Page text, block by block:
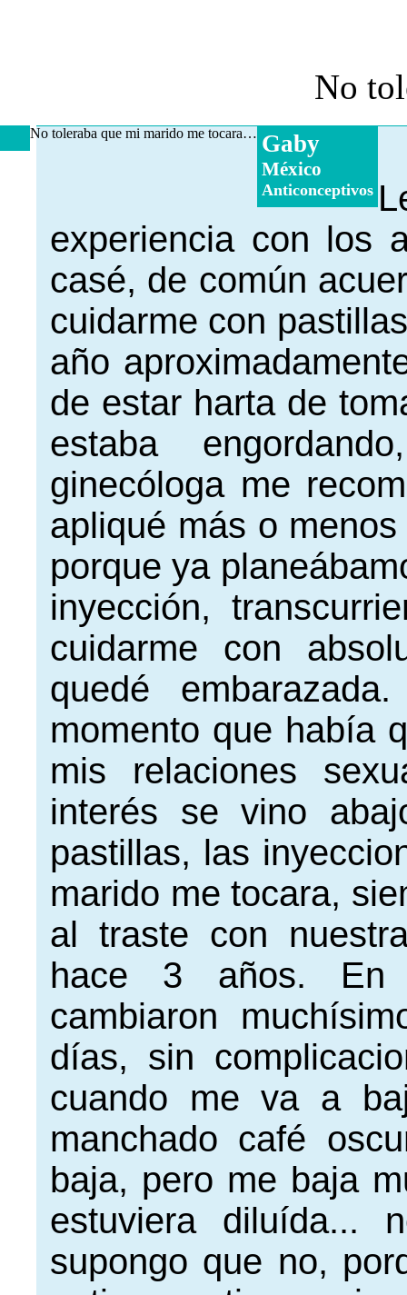
No
No toleraba que mi marido me tocara… Gaby
México
Anticonceptivos
experiencia con los
casé, de común
cuidarme con
año
de estar harta de
estaba
ginecóloga me
apliqué más o
porque ya
inyección,
cuidarme con
quedé
momento que había
mis relaciones
interés se vino
pastillas, las
marido me tocara,
al traste con
hace 3 años. En
cambiaron
días, sin
cuando me va a
manchado café
baja, pero me baja
estuviera diluída...
supongo que no,